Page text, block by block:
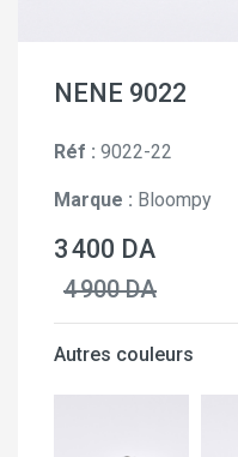
NENE 9022
Réf : 9022-22
Marque : Bloompy
3 400 DA
4 900 DA
Autres couleurs